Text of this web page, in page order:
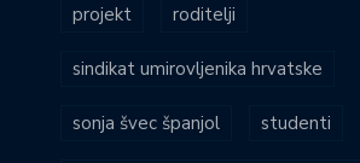
projekt roditelji
sindikat umirovljenika hrvatske
sonja švec španjol studenti